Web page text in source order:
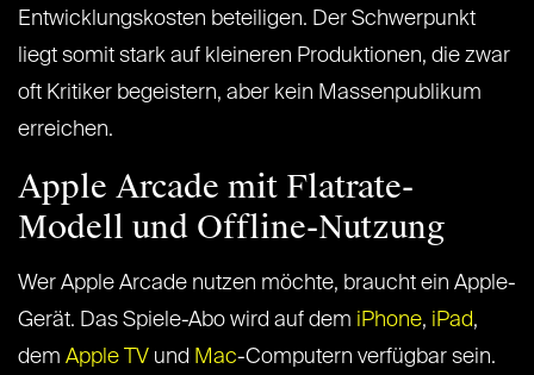
Entwicklungskosten beteiligen. Der Schwerpunkt
liegt somit stark auf kleineren Produktionen, die zwar
oft Kritiker begeistern, aber kein Massenpublikum
erreichen.
Apple Arcade mit Flatrate-
Modell und Offline-Nutzung
Wer Apple Arcade nutzen möchte, braucht ein Apple-
Gerät. Das Spiele-Abo wird auf dem iPhone, iPad,
dem Apple TV und Mac-Computern verfügbar sein.